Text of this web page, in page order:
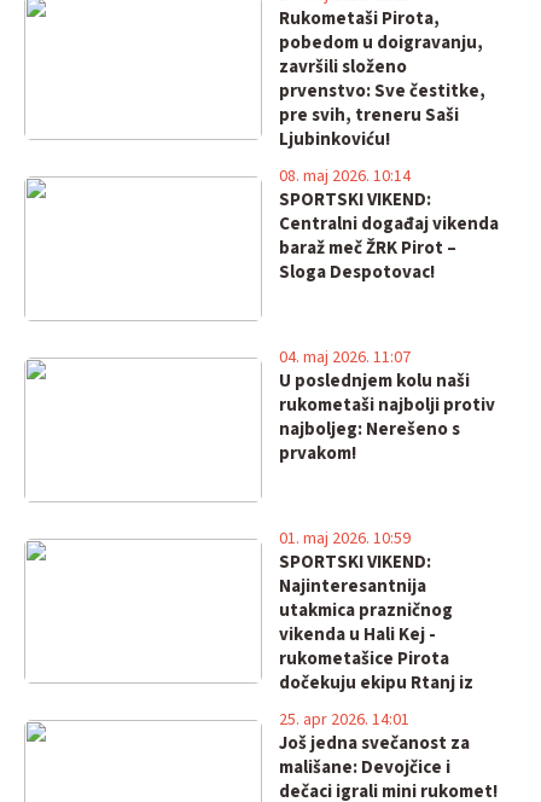
Rukometaši Pirota,
pobedom u doigravanju,
završili složeno
prvenstvo: Sve čestitke,
pre svih, treneru Saši
Ljubinkoviću!
SPORTSKI VIKEND:
Centralni događaj vikenda
baraž meč ŽRK Pirot –
Sloga Despotovac!
08. maj 2026. 10:14
U poslednjem kolu naši
rukometaši najbolji protiv
najboljeg: Nerešeno s
prvakom!
04. maj 2026. 11:07
SPORTSKI VIKEND:
Najinteresantnija
utakmica prazničnog
vikenda u Hali Kej -
rukometašice Pirota
dočekuju ekipu Rtanj iz
01. maj 2026. 10:59
Još jedna svečanost za
mališane: Devojčice i
dečaci igrali mini rukomet!
25. apr 2026. 14:01